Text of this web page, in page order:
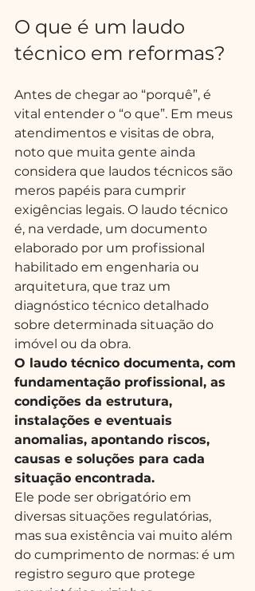
O que é um laudo
técnico em reformas?
Antes de chegar ao “porquê”, é
vital entender o “o que”. Em meus
atendimentos e visitas de obra,
noto que muita gente ainda
considera que laudos técnicos são
meros papéis para cumprir
exigências legais. O laudo técnico
é, na verdade, um documento
elaborado por um profissional
habilitado em engenharia ou
arquitetura, que traz um
diagnóstico técnico detalhado
sobre determinada situação do
imóvel ou da obra.
O laudo técnico documenta, com
fundamentação profissional, as
condições da estrutura,
instalações e eventuais
anomalias, apontando riscos,
causas e soluções para cada
situação encontrada.
Ele pode ser obrigatório em
diversas situações regulatórias,
mas sua existência vai muito além
do cumprimento de normas: é um
registro seguro que protege